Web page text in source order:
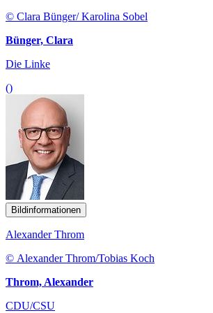
© Clara Bünger/ Karolina Sobel
Bünger, Clara
Die Linke
()
Bildinformationen
Alexander Throm
© Alexander Throm/Tobias Koch
Throm, Alexander
CDU/CSU